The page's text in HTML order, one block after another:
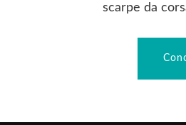
scarpe da